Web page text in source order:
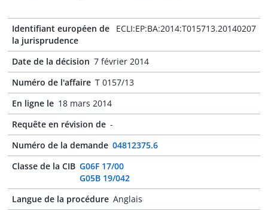
Identifiant européen de
la jurisprudence
ECLI:EP:BA:2014:T015713.20140207
Date de la décision 7 février 2014
Numéro de l'affaire T 0157/13
En ligne le 18 mars 2014
Requête en révision de -
Numéro de la demande 04812375.6
Classe de la CIB G06F 17/00
G05B 19/042
Langue de la procédure Anglais